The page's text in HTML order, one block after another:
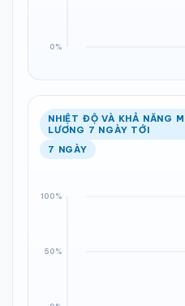
NHIỆT ĐỘ VÀ KHẢ NĂNG
LƯƠNG 7 NGÀY TỚI
7 NGÀY